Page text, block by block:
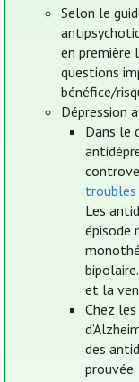
Selon le
en première
questions
bénéfice/
Dépression
Dans le
troubles
Les
épisode
et la
Chez
des
prouvée.